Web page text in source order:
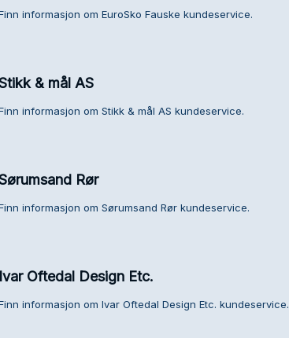
informasjon om EuroSko Fauske kundeservice.
& mål AS
informasjon om Stikk & mål AS kundeservice.
Rør
informasjon om Sørumsand Rør kundeservice.
Ivar Oftedal Design Etc.
informasjon om Ivar Oftedal Design Etc. kundeservice.